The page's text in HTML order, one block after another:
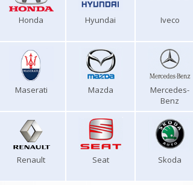
Honda Hyundai Iveco
Maserati Mazda
Mercedes-
Benz
Renault Seat Skoda